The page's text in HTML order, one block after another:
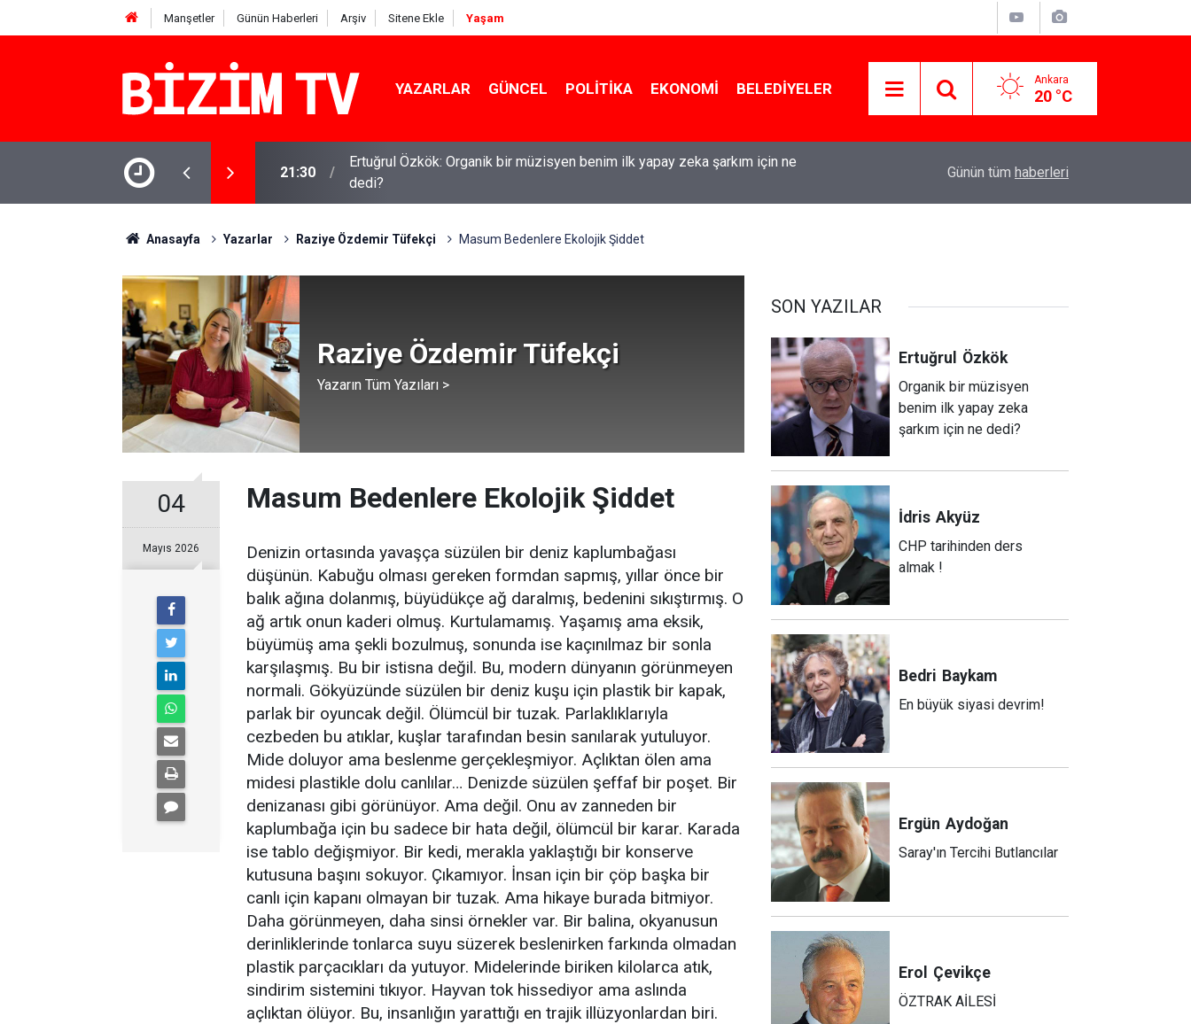
Manşetler Günün Haberleri Arşiv Sitene Ekle Yaşam
YAZARLAR GÜNCEL POLITIKA EKONOMI BELEDIYELER Ankara
20 °C
Gram, çeyrek ve Cumhuriyet altını
21:30
Ertuğrul Özkök: Organik bir müzisyen benim ilk yapay zeka şarkım için ne
dedi?
Günün tüm haberleri
Anasayfa Yazarlar Raziye Özdemir Tüfekçi Masum Bedenlere Ekolojik Şiddet
Raziye Özdemir Tüfekçi
Yazarın Tüm Yazıları >
04
Mayıs 2026
Masum Bedenlere Ekolojik Şiddet
Denizin ortasında yavaşça süzülen bir deniz kaplumbağası
düşünün. Kabuğu olması gereken formdan sapmış, yıllar önce bir
balık ağına dolanmış, büyüdükçe ağ daralmış, bedenini sıkıştırmış. O
ağ artık onun kaderi olmuş. Kurtulamamış. Yaşamış ama eksik,
büyümüş ama şekli bozulmuş, sonunda ise kaçınılmaz bir sonla
karşılaşmış. Bu bir istisna değil. Bu, modern dünyanın görünmeyen
normali. Gökyüzünde süzülen bir deniz kuşu için plastik bir kapak,
parlak bir oyuncak değil. Ölümcül bir tuzak. Parlaklıklarıyla
cezbeden bu atıklar, kuşlar tarafından besin sanılarak yutuluyor.
Mide doluyor ama beslenme gerçekleşmiyor. Açlıktan ölen ama
midesi plastikle dolu canlılar… Denizde süzülen şeffaf bir poşet. Bir
denizanası gibi görünüyor. Ama değil. Onu av zanneden bir
kaplumbağa için bu sadece bir hata değil, ölümcül bir karar. Karada
ise tablo değişmiyor. Bir kedi, merakla yaklaştığı bir konserve
kutusuna başını sokuyor. Çıkamıyor. İnsan için bir çöp başka bir
canlı için kapanı olmayan bir tuzak. Ama hikaye burada bitmiyor.
Daha görünmeyen, daha sinsi örnekler var. Bir balina, okyanusun
derinliklerinde tonlarca suyu süzerek beslenirken farkında olmadan
plastik parçacıkları da yutuyor. Midelerinde biriken kilolarca atık,
sindirim sistemini tıkıyor. Hayvan tok hissediyor ama aslında
açlıktan ölüyor. Bu, insanlığın yarattığı en trajik illüzyonlardan biri.
SON YAZILAR
Ertuğrul Özkök
Organik bir müzisyen
benim ilk yapay zeka
şarkım için ne dedi?
İdris Akyüz
CHP tarihinden ders
almak !
Bedri Baykam
En büyük siyasi devrim!
Ergün Aydoğan
Saray'ın Tercihi Butlancılar
Erol Çevikçe
ÖZTRAK AİLESİ